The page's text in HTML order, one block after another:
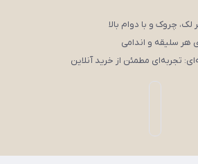
لک، چروک و با دوام بالا
هر سلیقه و اندامی
تجربه‌ای مطمئن از خرید آنلاین